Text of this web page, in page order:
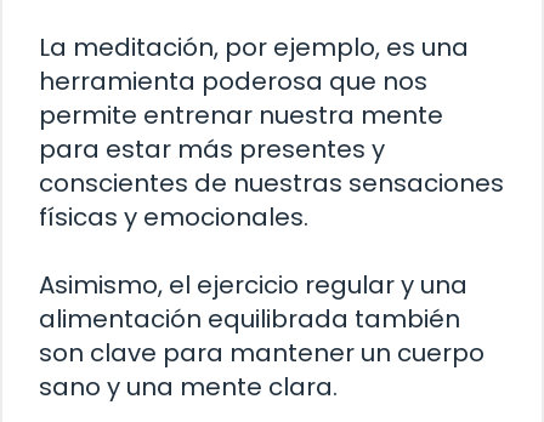
La meditación, por ejemplo, es una
herramienta poderosa que nos
permite entrenar nuestra mente
para estar más presentes y
conscientes de nuestras sensaciones
físicas y emocionales.
Asimismo, el ejercicio regular y una
alimentación equilibrada también
son clave para mantener un cuerpo
sano y una mente clara.